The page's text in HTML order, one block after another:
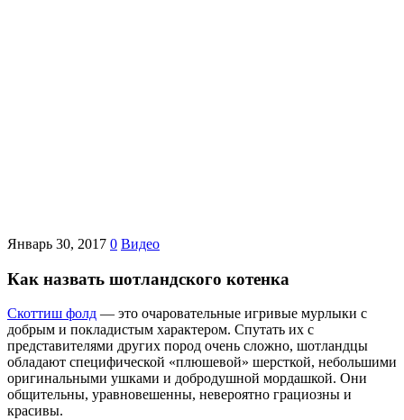
Январь 30, 2017 0 Видео
Как назвать шотландского котенка
Скоттиш фолд — это очаровательные игривые мурлыки с
добрым и покладистым характером. Спутать их с
представителями других пород очень сложно, шотландцы
обладают специфической «плюшевой» шерсткой, небольшими
оригинальными ушками и добродушной мордашкой. Они
общительны, уравновешенны, невероятно грациозны и
красивы.